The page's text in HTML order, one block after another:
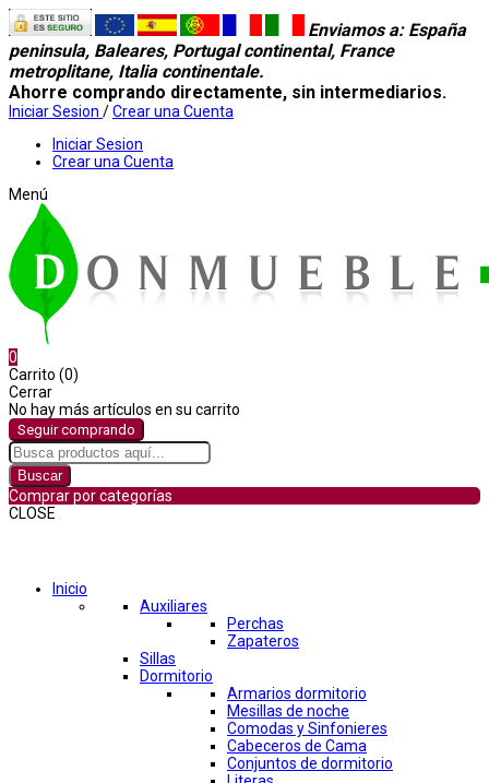
Enviamos a: España
peninsula, Baleares, Portugal continental, France
metroplitane, Italia continentale.
Ahorre comprando directamente, sin intermediarios.
Iniciar Sesion /Crear una Cuenta
Iniciar Sesion
Crear una Cuenta
Menú
0
Carrito (0)
Cerrar
No hay más artículos en su carrito
Seguir comprando
Buscar
Comprar por categorías
CLOSE
Inicio
Auxiliares
Perchas
Zapateros
Sillas
Dormitorio
Armarios dormitorio
Mesillas de noche
Comodas y Sinfonieres
Cabeceros de Cama
Conjuntos de dormitorio